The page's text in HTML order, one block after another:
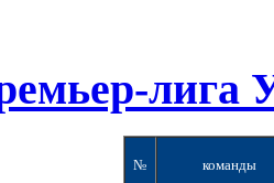
лига
№ команды